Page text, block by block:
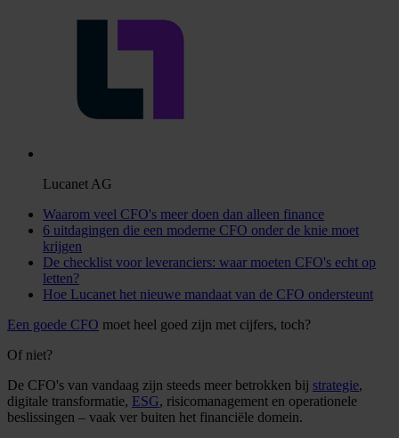
Lucanet AG
Waarom veel CFO's meer doen dan alleen finance
6 uitdagingen die een moderne CFO onder de knie moet
krijgen
De checklist voor leveranciers: waar moeten CFO's echt op
letten?
Hoe Lucanet het nieuwe mandaat van de CFO ondersteunt
Een goede CFO moet heel goed zijn met cijfers, toch?
Of niet?
De CFO's van vandaag zijn steeds meer betrokken bij strategie,
digitale transformatie, ESG, risicomanagement en operationele
beslissingen – vaak ver buiten het financiële domein.